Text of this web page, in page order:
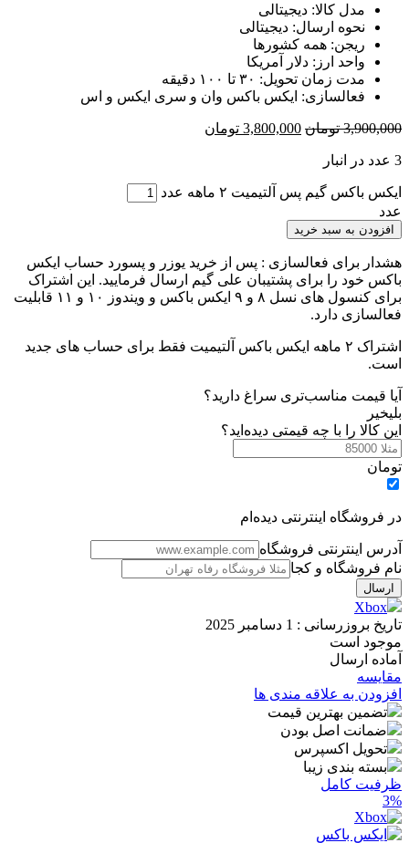
مدل کالا: دیجیتالی
نحوه ارسال: دیجیتالی
ریجن: همه کشورها
واحد ارز: دلار آمریکا
مدت زمان تحویل: ۳۰ تا ۱۰۰ دقیقه
فعالسازی: ایکس باکس وان و سری ایکس و اس
3,900,000 تومان 3,800,000 تومان
3 عدد در انبار
ایکس باکس گیم پس آلتیمیت ۲ ماهه عدد
عدد
افزودن به سبد خرید
هشدار برای فعالسازی : پس از خرید یوزر و پسورد حساب ایکس
باکس خود را برای پشتیبان علی گیم ارسال فرمایید. این اشتراک
برای کنسول های نسل ۸ و ۹ ایکس باکس و ویندوز ۱۰ و ۱۱ قابلیت
فعالسازی دارد.
اشتراک ۲ ماهه ایکس باکس آلتیمیت فقط برای حساب های جدید
است.
آیا قیمت مناسب‌تری سراغ دارید؟
بلیخیر
این کالا را با چه قیمتی دیده‌اید؟
تومان
در فروشگاه اینترنتی دیده‌ام
آدرس اینترنتی فروشگاه
نام فروشگاه و کجا
Xbox
تاریخ بروزرسانی : 1 دسامبر 2025
موجود است
آماده ارسال
مقایسه
افزودن به علاقه مندی ها
تضمین بهترین قیمت
ضمانت اصل بودن
تحویل اکسپرس
بسته بندی زیبا
ظرفیت کامل
3%